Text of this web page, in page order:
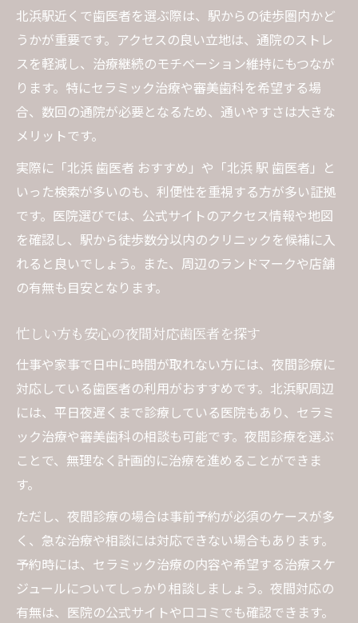
北浜駅近くで歯医者を選ぶ際は、駅からの徒歩圏内かど
うかが重要です。アクセスの良い立地は、通院のストレ
スを軽減し、治療継続のモチベーション維持にもつなが
ります。特にセラミック治療や審美歯科を希望する場
合、数回の通院が必要となるため、通いやすさは大きな
メリットです。
実際に「北浜 歯医者 おすすめ」や「北浜 駅 歯医者」と
いった検索が多いのも、利便性を重視する方が多い証拠
です。医院選びでは、公式サイトのアクセス情報や地図
を確認し、駅から徒歩数分以内のクリニックを候補に入
れると良いでしょう。また、周辺のランドマークや店舗
の有無も目安となります。
忙しい方も安心の夜間対応歯医者を探す
仕事や家事で日中に時間が取れない方には、夜間診療に
対応している歯医者の利用がおすすめです。北浜駅周辺
には、平日夜遅くまで診療している医院もあり、セラミ
ック治療や審美歯科の相談も可能です。夜間診療を選ぶ
ことで、無理なく計画的に治療を進めることができま
す。
ただし、夜間診療の場合は事前予約が必須のケースが多
く、急な治療や相談には対応できない場合もあります。
予約時には、セラミック治療の内容や希望する治療スケ
ジュールについてしっかり相談しましょう。夜間対応の
有無は、医院の公式サイトや口コミでも確認できます。